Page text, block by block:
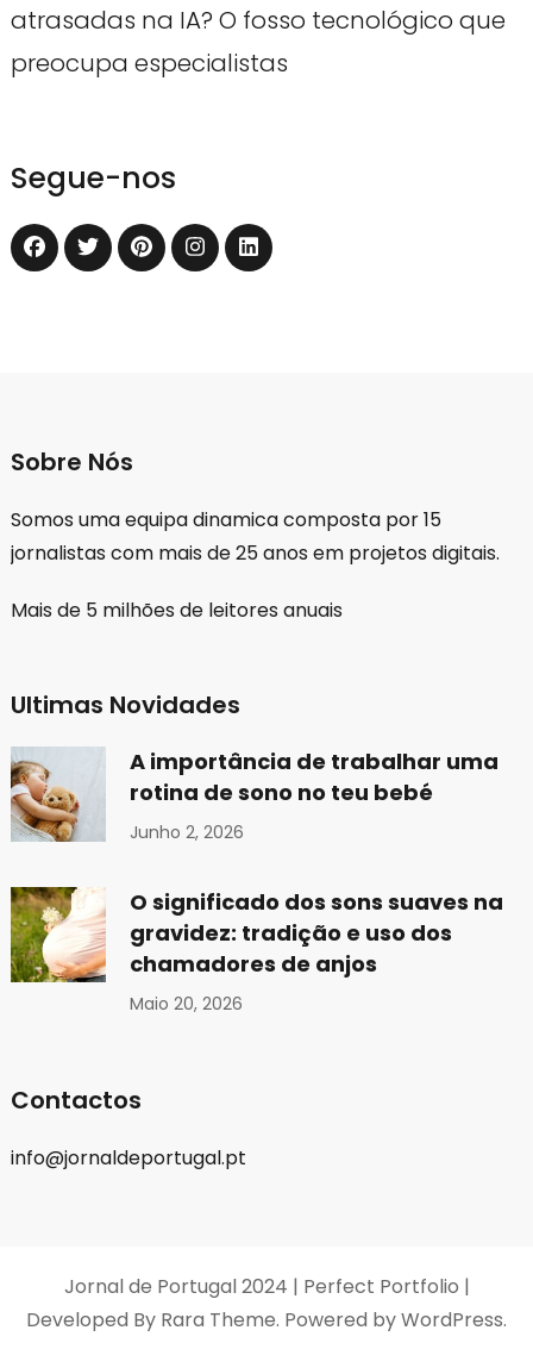
atrasadas na IA? O fosso tecnológico que
preocupa especialistas
Segue-nos
Sobre Nós
Somos uma equipa dinamica composta por 15
jornalistas com mais de 25 anos em projetos digitais.
Mais de 5 milhões de leitores anuais
Ultimas Novidades
A importância de trabalhar uma
rotina de sono no teu bebé
Junho 2, 2026
O significado dos sons suaves na
gravidez: tradição e uso dos
chamadores de anjos
Maio 20, 2026
Contactos
info@jornaldeportugal.pt
Jornal de Portugal 2024 | Perfect Portfolio |
Developed By Rara Theme. Powered byWordPress.